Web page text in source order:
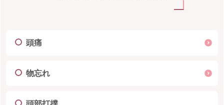
頭痛
物忘れ